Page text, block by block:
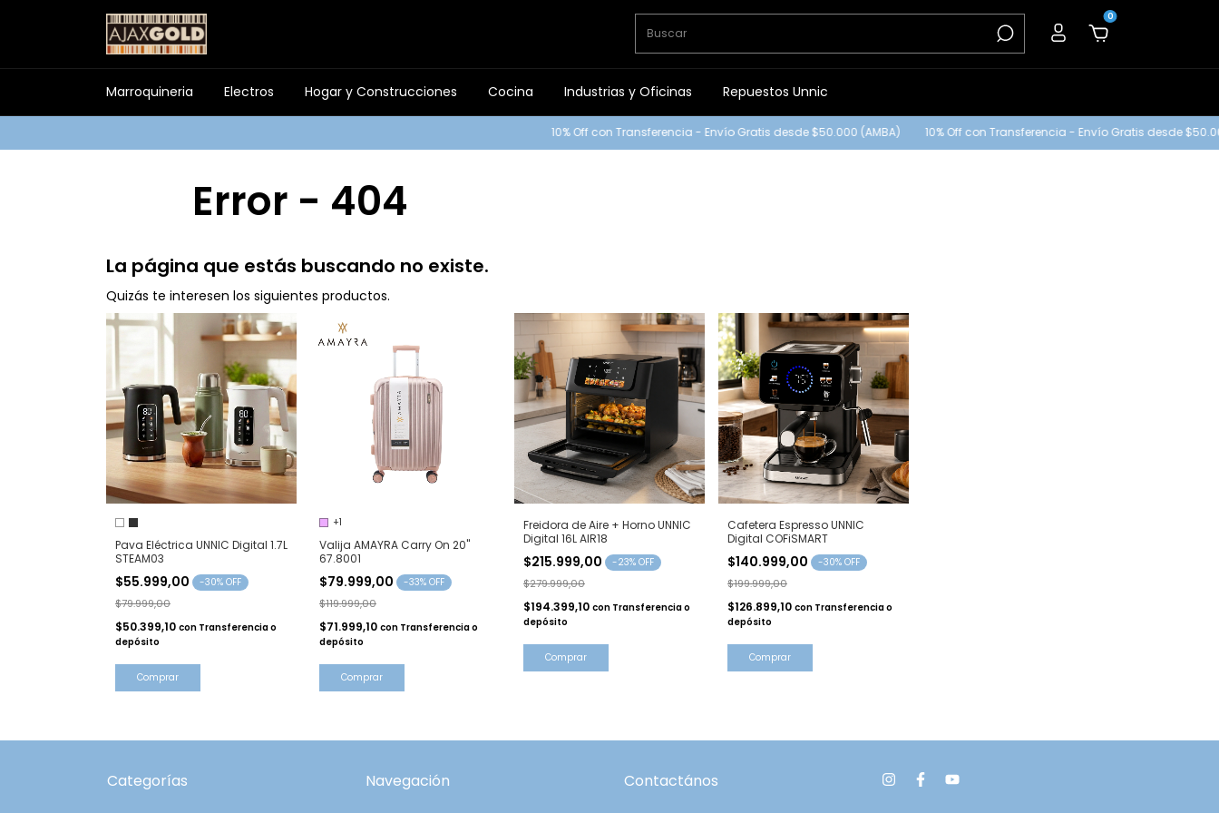
0
Marroquineria Electros Hogar y Construcciones Cocina Industrias y Oficinas Repuestos Unnic
10% Off con Transferencia - Envío Gratis desde $50.000 (AMBA) 10% Off con Transferencia - Envío Gratis desde
Error - 404
La página que estás buscando no existe.
Quizás te interesen los siguientes productos.
Pava Eléctrica UNNIC Digital 1.7L
STEAM03
$55.999,00 -30% OFF
$79.999,00
$50.399,10 con Transferencia o
depósito
Comprar
+1
Valija AMAYRA Carry On 20"
67.8001
$79.999,00 -33% OFF
$119.999,00
$71.999,10 con Transferencia o
depósito
Comprar
Freidora de Aire + Horno UNNIC
Digital 16L AIR18
$215.999,00 -23% OFF
$279.999,00
$194.399,10 con Transferencia o
depósito
Comprar
Cafetera Espresso UNNIC
Digital COFiSMART
$140.999,00 -30% OFF
$199.999,00
$126.899,10 con Transferencia o
depósito
Comprar
Categorías Navegación Contactános